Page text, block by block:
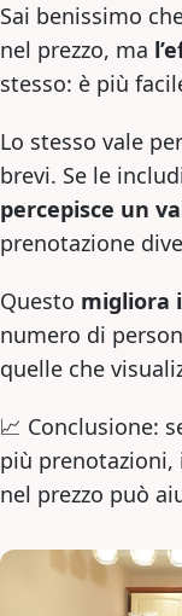
Sai benissimo
nel prezzo, ma
stesso: è più
Lo stesso vale
brevi. Se le
percepisce un
prenotazione
Questo migliora
numero di
quelle che
📈 Conclusione:
più prenotazioni,
nel prezzo può